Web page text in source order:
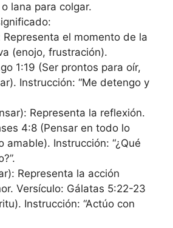
lana para colgar.
Representa el momento de la
(enojo, frustración).
1:19 (Ser prontos para oír,
Instrucción: “Me detengo y
Representa la reflexión.
4:8 (Pensar en todo lo
amable). Instrucción: “¿Qué
Representa la acción
Versículo: Gálatas 5:22-23
Instrucción: “Actúo con